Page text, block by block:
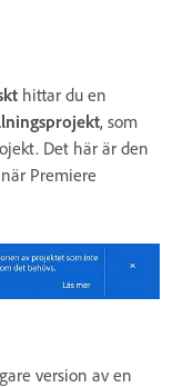
hittar du en
, som
Det här är den
Premiere
version av en